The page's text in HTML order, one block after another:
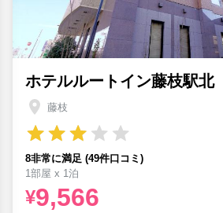
ホテルルートイン藤枝駅北
藤枝
8非常に満足 (49件口コミ)
1部屋 x 1泊
¥9,566